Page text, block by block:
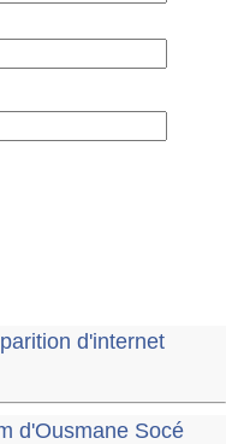
d'internet
d'Ousmane Socé